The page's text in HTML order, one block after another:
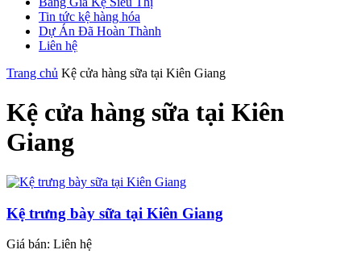
Tin tức kệ hàng hóa
Dự Án Đã Hoàn Thành
Liên hệ
Trang chủ Kệ cửa hàng sữa tại Kiên Giang
Kệ cửa hàng sữa tại Kiên
Giang
Kệ trưng bày sữa tại Kiên Giang
Giá bán: Liên hệ